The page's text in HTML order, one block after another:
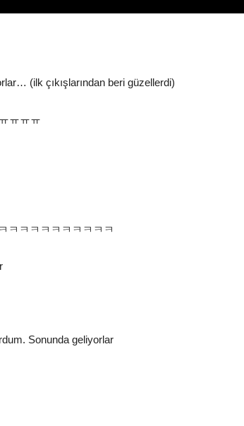
(ilk çıkışlarından beri güzellerdi)
ㅠㅠㅠ
ㅋㅋㅋㅋㅋㅋㅋㅋㅋㅋ
Sonunda geliyorlar